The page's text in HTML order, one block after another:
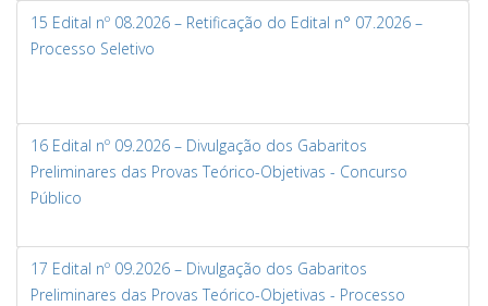
15 Edital nº 08.2026 – Retificação do Edital n° 07.2026 –
Processo Seletivo
16 Edital nº 09.2026 – Divulgação dos Gabaritos
Preliminares das Provas Teórico-Objetivas - Concurso
Público
17 Edital nº 09.2026 – Divulgação dos Gabaritos
Preliminares das Provas Teórico-Objetivas - Processo